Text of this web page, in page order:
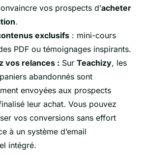
vos prospects d’acheter
.
exclusifs : mini-cours
PDF ou témoignages inspirants.
vos relances : Sur Teachizy, les
abandonnés sont
envoyées aux prospects
leur achat. Vous pouvez
vos conversions sans effort
à un système d’email
intégré.